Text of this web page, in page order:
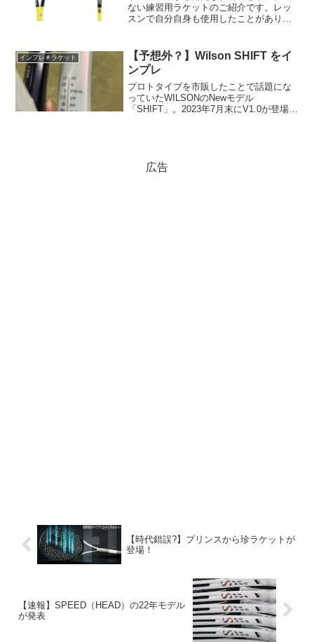
ない練習用ラケットのご紹介です。レッ
スンで自分自身も使用したことがありま
を目指す方は一度試してみてはいかがで
しょうか！？
インプレ＃ラケット
【予想外？】Wilson SHIFT をイ
ンプレ
プロトタイプを市販したことで話題にな
っていたWILSONのNewモデル
「SHIFT」。2023年7月末にV1.0が登場し
印象が全然想像と違っていました！
広告
【時代錯誤?】プリンスから珍ラケットが
登場！
【速報】SPEED（HEAD）の22年モデル
が発表